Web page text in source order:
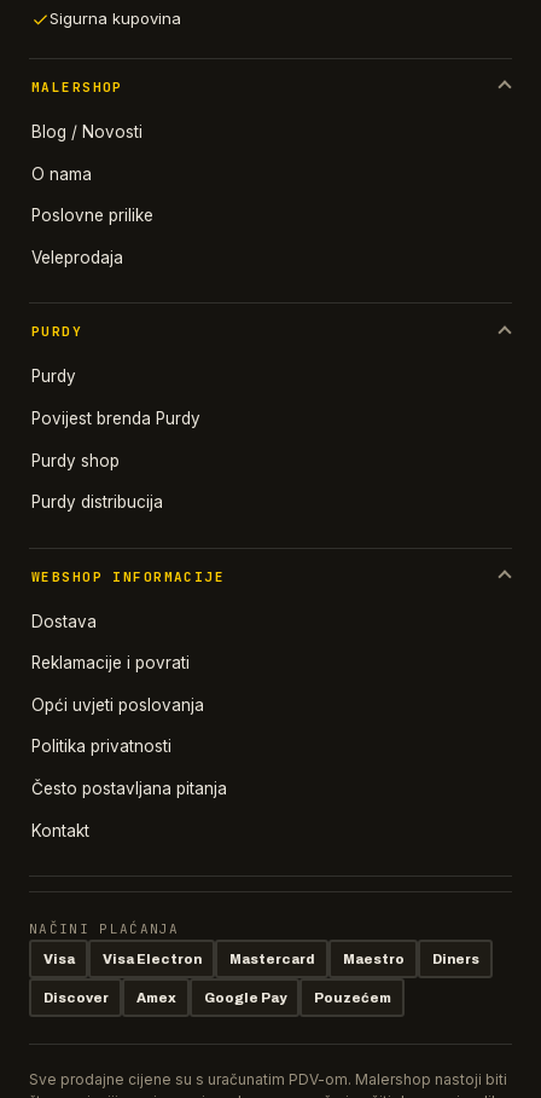
Sigurna kupovina
MALERSHOP
Blog / Novosti
O nama
Poslovne prilike
Veleprodaja
PURDY
Purdy
Povijest brenda Purdy
Purdy shop
Purdy distribucija
WEBSHOP INFORMACIJE
Dostava
Reklamacije i povrati
Opći uvjeti poslovanja
Politika privatnosti
Često postavljana pitanja
Kontakt
NAČINI PLAĆANJA
Visa Visa Electron Mastercard Maestro Diners
Discover Amex Google Pay Pouzećem
Sve prodajne cijene su s uračunatim PDV-om. Malershop nastoji biti